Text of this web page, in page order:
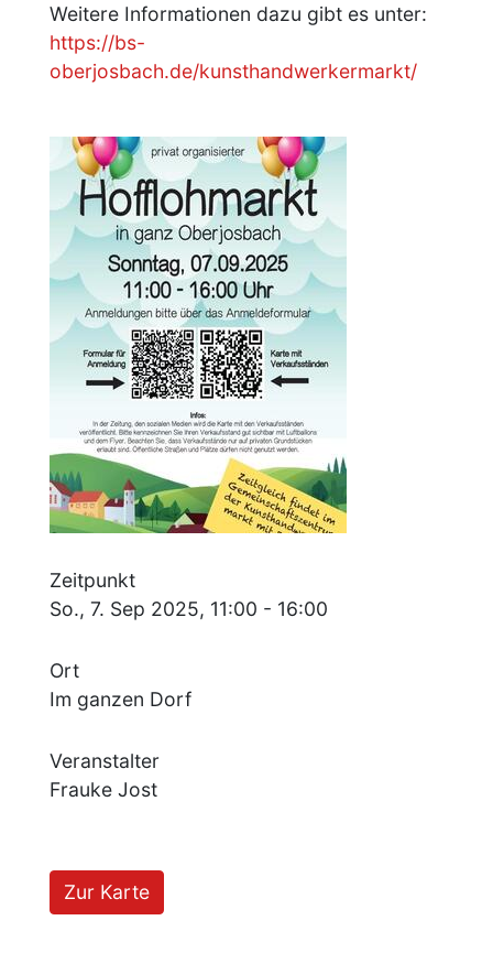
Weitere Informationen dazu gibt es unter:
https://bs-
oberjosbach.de/kunsthandwerkermarkt/
Image
Zeitpunkt
So., 7. Sep 2025, 11:00 - 16:00
Ort
Im ganzen Dorf
Veranstalter
Frauke Jost
Zur Karte